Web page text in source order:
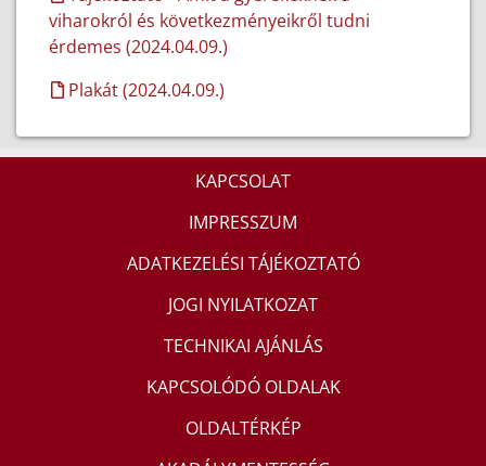
viharokról és következményeikről tudni
érdemes (2024.04.09.)
Plakát (2024.04.09.)
KAPCSOLAT
IMPRESSZUM
ADATKEZELÉSI TÁJÉKOZTATÓ
JOGI NYILATKOZAT
TECHNIKAI AJÁNLÁS
KAPCSOLÓDÓ OLDALAK
OLDALTÉRKÉP